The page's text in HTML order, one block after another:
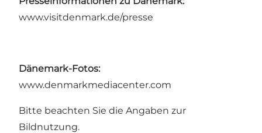
www.visitdenmark.de/presse
Dänemark-Fotos:
www.denmarkmediacenter.com
Bitte beachten Sie die Angaben zur
Bildnutzung.